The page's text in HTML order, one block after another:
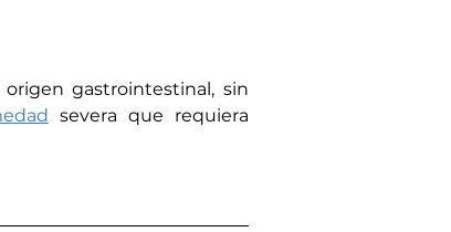
gastrointestinal, sin